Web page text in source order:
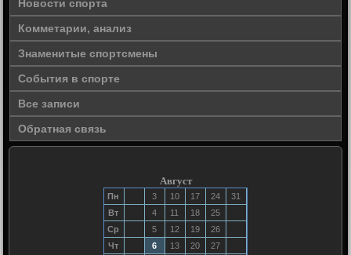
Новости спорта
Комметарии, анализ
Знаменитые спортсмены
События в спорте
Все записи
Обратная связь
Август
Пн 3 10 17 24
31
Вт
4 11 18
25
Ср
5 12 19
26
Чт
6 13 20
27